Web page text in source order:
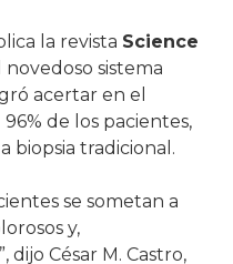
la revista Science
novedoso sistema
acertar en el
de los pacientes,
biopsia tradicional.
se sometan a
y,
César M. Castro,